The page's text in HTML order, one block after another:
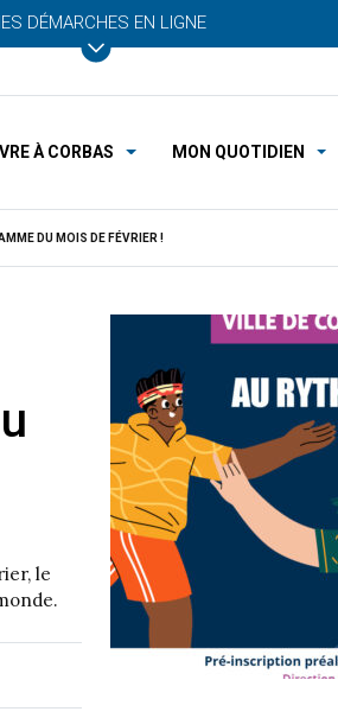
DÉMARCHES EN LIGNE
À CORBAS MON QUOTIDIEN
DU MOIS DE FÉVRIER !
le